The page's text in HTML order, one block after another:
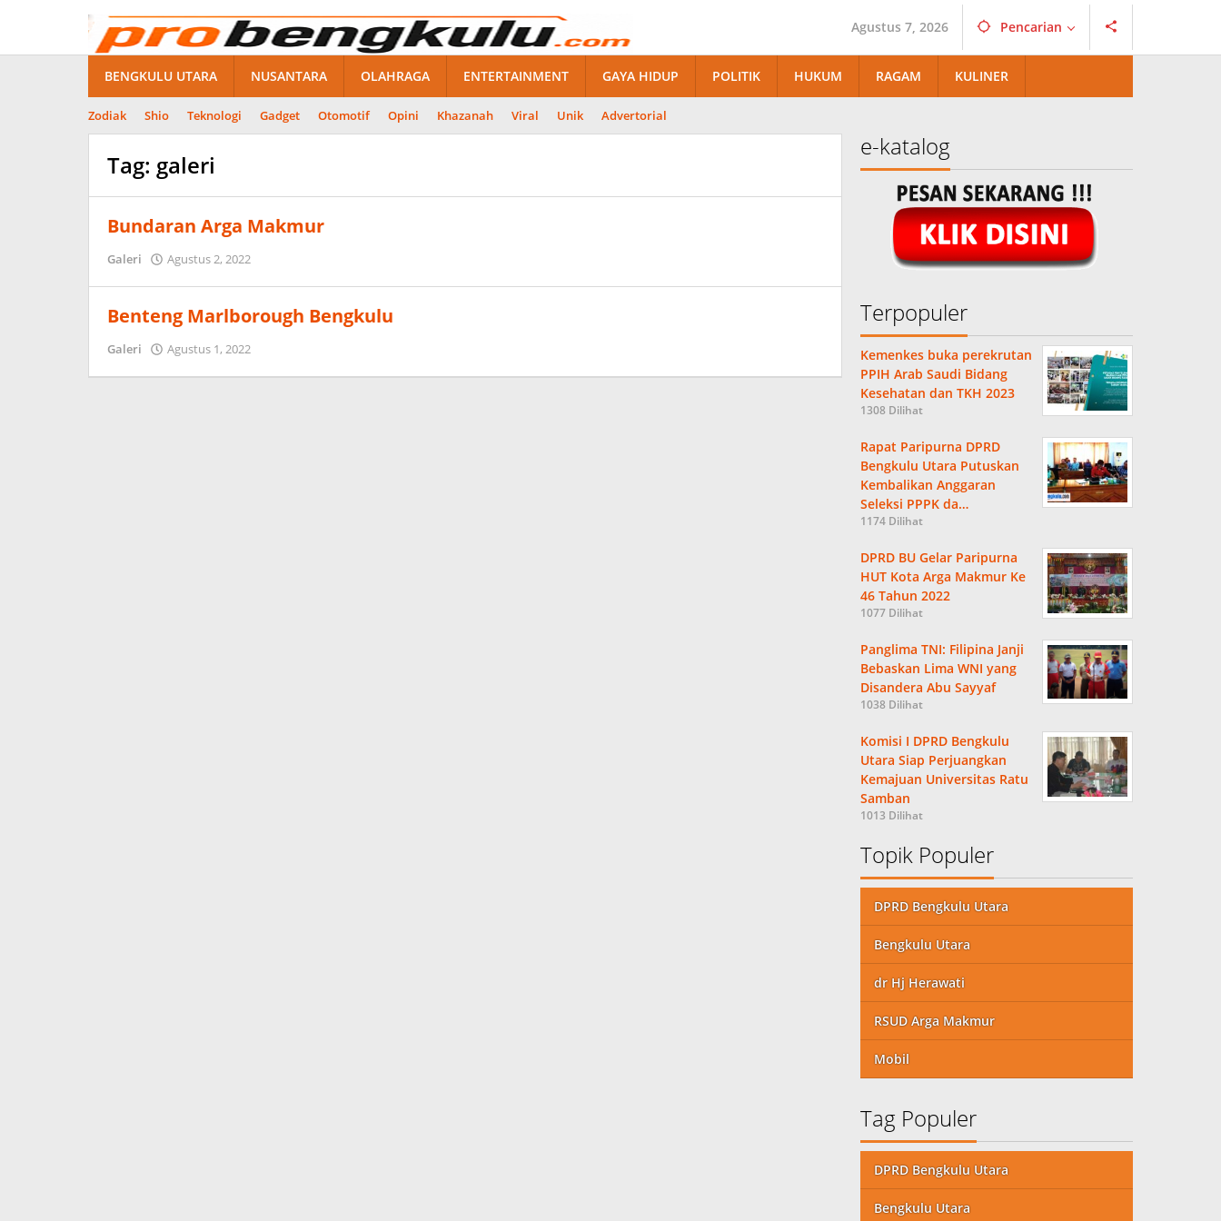
Agustus 7, 2026 Pencarian
BENGKULU UTARA NUSANTARA OLAHRAGA ENTERTAINMENT GAYA HIDUP POLITIK HUKUM RAGAM KULINER
Zodiak Shio Teknologi Gadget Otomotif Opini Khazanah Viral Unik Advertorial
Tag: galeri
Bundaran Arga Makmur
Galeri Agustus 2, 2022
Benteng Marlborough Bengkulu
Galeri Agustus 1, 2022
e-katalog
Terpopuler
Kemenkes buka perekrutan
PPIH Arab Saudi Bidang
Kesehatan dan TKH 2023
1308 Dilihat
Rapat Paripurna DPRD
Bengkulu Utara Putuskan
Kembalikan Anggaran
Seleksi PPPK da…
1174 Dilihat
DPRD BU Gelar Paripurna
HUT Kota Arga Makmur Ke
46 Tahun 2022
1077 Dilihat
Panglima TNI: Filipina Janji
Bebaskan Lima WNI yang
Disandera Abu Sayyaf
1038 Dilihat
Komisi I DPRD Bengkulu
Utara Siap Perjuangkan
Kemajuan Universitas Ratu
Samban
1013 Dilihat
Topik Populer
DPRD Bengkulu Utara
Bengkulu Utara
dr Hj Herawati
RSUD Arga Makmur
Mobil
Tag Populer
DPRD Bengkulu Utara
Bengkulu Utara